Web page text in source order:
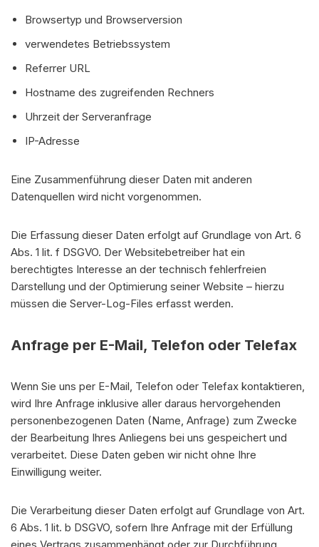
Browsertyp und Browserversion
verwendetes Betriebssystem
Referrer URL
Hostname des zugreifenden Rechners
Uhrzeit der Serveranfrage
IP-Adresse
Eine Zusammenführung dieser Daten mit anderen
Datenquellen wird nicht vorgenommen.
Die Erfassung dieser Daten erfolgt auf Grundlage von Art. 6
Abs. 1 lit. f DSGVO. Der Websitebetreiber hat ein
berechtigtes Interesse an der technisch fehlerfreien
Darstellung und der Optimierung seiner Website – hierzu
müssen die Server-Log-Files erfasst werden.
Anfrage per E-Mail, Telefon oder Telefax
Wenn Sie uns per E-Mail, Telefon oder Telefax kontaktieren,
wird Ihre Anfrage inklusive aller daraus hervorgehenden
personenbezogenen Daten (Name, Anfrage) zum Zwecke
der Bearbeitung Ihres Anliegens bei uns gespeichert und
verarbeitet. Diese Daten geben wir nicht ohne Ihre
Einwilligung weiter.
Die Verarbeitung dieser Daten erfolgt auf Grundlage von Art.
6 Abs. 1 lit. b DSGVO, sofern Ihre Anfrage mit der Erfüllung